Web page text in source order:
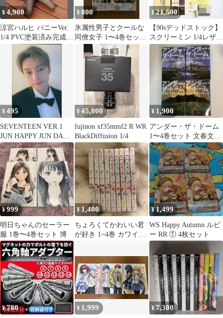
¥4,900
涼宮ハルヒ バニーVer.
1/4 PVC塗装済み完成品
涼宮ハルヒの憂鬱
¥800
氷属性男子とクールな
同僚女子 1〜4巻セット
殿ヶ谷美由記
¥21,500
【90sデッドストック】
スクリーミン 1/4レザー
フェイス ソフビキット
当時物
¥495
SEVENTEEN VER.1
JUN HAPPY JUN DAY
BIRTHDAY PACKAGE
1/4
¥45,000
fujinon xf35mmf2 R WR
BlackDiffusion 1/4
¥ 1,900
アンダー・ザ・ドーム
1〜4巻セット 文春文庫
スティーヴン・キング
¥999
明日ちゃんのセーラー
服 1巻〜4巻セット 博
¥ 1,400
ちょろくてかわいい君
が好き 1~4巻 カワイイ
¥1,499
WS Happy Autumn ルビ
ー RR ① 4枚セット
¥780 ¥ 1,999 ¥7,300